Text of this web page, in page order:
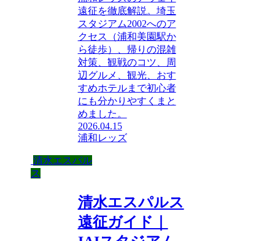
遠征を徹底解説。埼玉
スタジアム2002へのア
クセス（浦和美園駅か
ら徒歩）、帰りの混雑
対策、観戦のコツ、周
辺グルメ、観光、おす
すめホテルまで初心者
にも分かりやすくまと
めました。
2026.04.15
浦和レッズ
清水エスパル
ス
清水エスパルス
遠征ガイド｜